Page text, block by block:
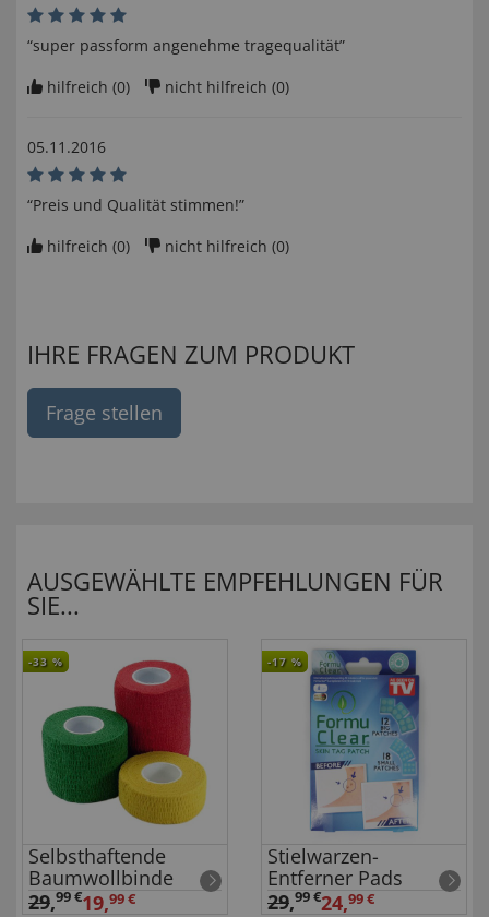
“super passform angenehme tragequalität”
hilfreich (0) nicht hilfreich (0)
05.11.2016
“Preis und Qualität stimmen!”
hilfreich (0) nicht hilfreich (0)
IHRE FRAGEN ZUM PRODUKT
Frage stellen
AUSGEWÄHLTE EMPFEHLUNGEN FÜR
SIE...
-33 %
Selbsthaftende
Baumwollbinde
29,99 €19,99 €
-17 %
Stielwarzen-
Entferner Pads
29,99 €24,99 €